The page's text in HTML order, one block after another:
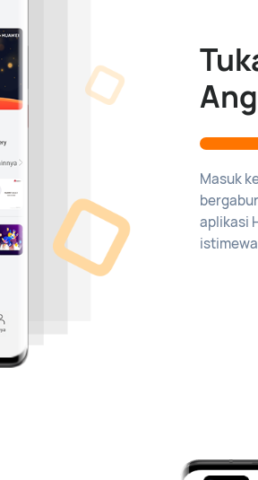
Masuk
aplikasi